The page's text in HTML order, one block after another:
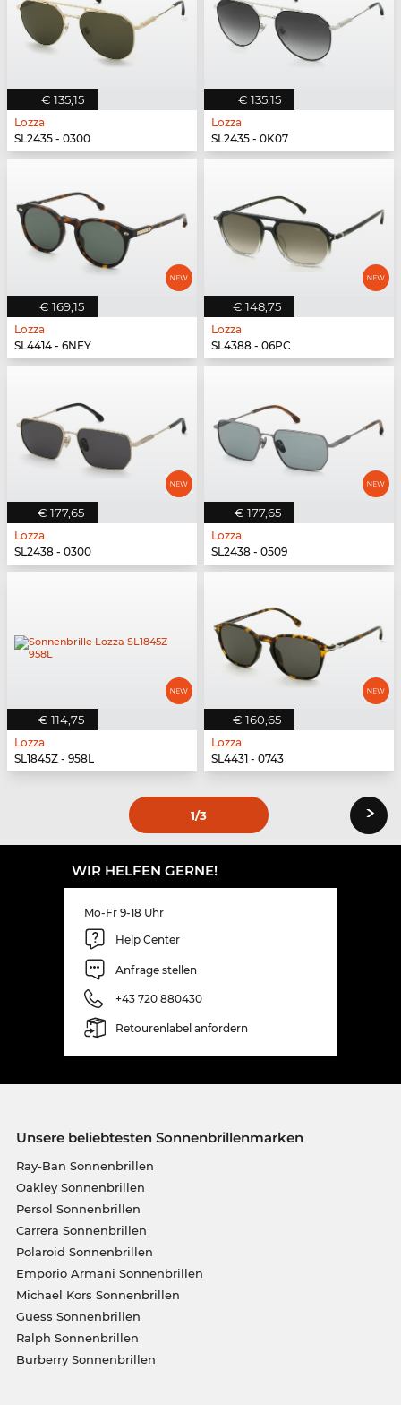
€ 135,15
Lozza
SL2435 - 0300
€ 135,15
Lozza
SL2435 - 0K07
€ 169,15
Lozza
SL4414 - 6NEY
€ 148,75
Lozza
SL4388 - 06PC
€ 177,65
Lozza
SL2438 - 0300
€ 177,65
Lozza
SL2438 - 0509
€ 114,75
Lozza
SL1845Z - 958L
€ 160,65
Lozza
SL4431 - 0743
1/3 ›
WIR HELFEN GERNE!
Mo-Fr 9-18 Uhr
Help Center
Anfrage stellen
+43 720 880430
Retourenlabel anfordern
Unsere beliebtesten Sonnenbrillenmarken
Ray-Ban Sonnenbrillen
Oakley Sonnenbrillen
Persol Sonnenbrillen
Carrera Sonnenbrillen
Polaroid Sonnenbrillen
Emporio Armani Sonnenbrillen
Michael Kors Sonnenbrillen
Guess Sonnenbrillen
Ralph Sonnenbrillen
Burberry Sonnenbrillen